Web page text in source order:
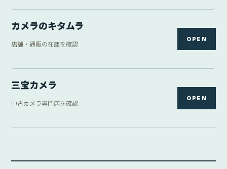
カメラのキタムラ
店舗・通販の在庫を確認
OPEN
三宝カメラ
中古カメラ専門店を確認
OPEN